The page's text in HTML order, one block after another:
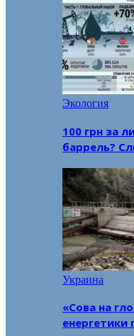
Экология
100 грн за
баррель?
Украина
«Сова на
енергетики